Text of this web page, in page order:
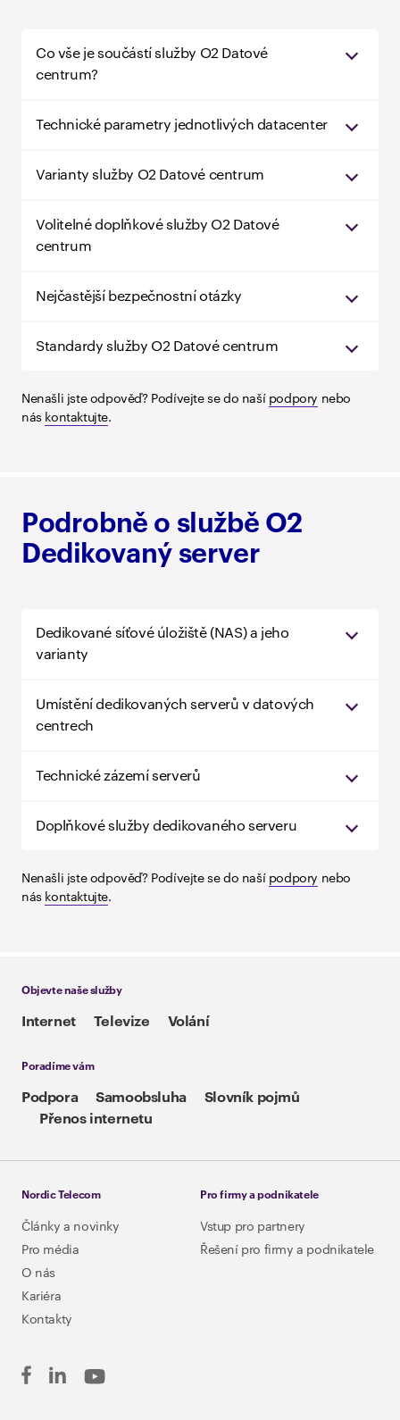
Co vše je součástí služby O2 Datové
centrum?
Technické parametry jednotlivých datacenter
Varianty služby O2 Datové centrum
Volitelné doplňkové služby O2 Datové
centrum
Nejčastější bezpečnostní otázky
Standardy služby O2 Datové centrum
Nenašli jste odpověď? Podívejte se do naší podpory nebo
nás kontaktujte.
Podrobně o službě O2
Dedikovaný server
Dedikované síťové úložiště (NAS) a jeho
varianty
Umístění dedikovaných serverů v datových
centrech
Technické zázemí serverů
Doplňkové služby dedikovaného serveru
Nenašli jste odpověď? Podívejte se do naší podpory nebo
nás kontaktujte.
Objevte naše služby
Internet Televize Volání
Poradíme vám
Podpora Samoobsluha
Slovník pojmů
Přenos internetu
Nordic Telecom
Články a novinky
Pro média
O nás
Kariéra
Kontakty
Pro firmy a podnikatele
Vstup pro partnery
Řešení pro firmy a podnikatele